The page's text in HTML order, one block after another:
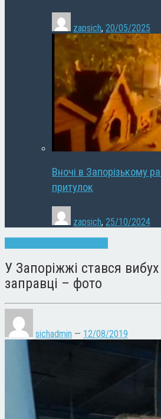
zapsich, 20/05/2025
Вночі в Запорізькому
притулок
zapsich, 25/10/2024
У Запоріжжі стався
заправці – фото
sichadmin — 12/08/2019